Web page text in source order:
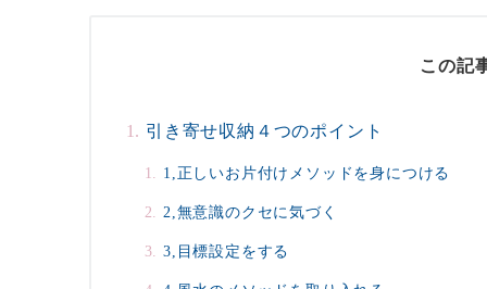
この記
引き寄せ収納４つのポイント
1,正しいお片付けメソッドを身につける
2,無意識のクセに気づく
3,目標設定をする